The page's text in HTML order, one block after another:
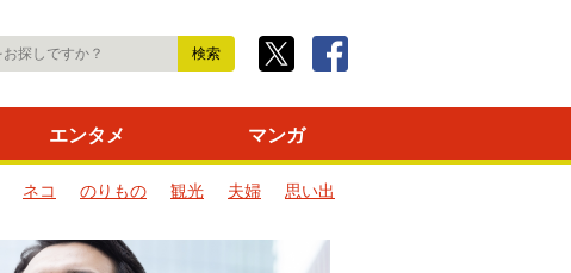
エンタメ マンガ
ネコ のりもの 観光 夫婦
思い出